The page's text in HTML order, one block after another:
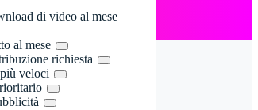
di video al mese
al mese
richiesta
veloci